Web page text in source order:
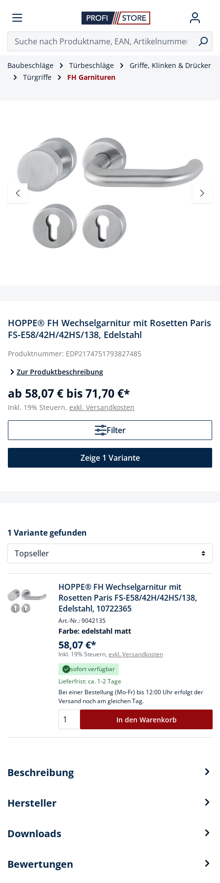
Baubeschläge Türbeschläge
Griffe, Klinken & Drücker
Türgriffe
FH Garnituren
HOPPE® FH Wechselgarnitur mit Rosetten Paris
FS-E58/42H/42HS/138, Edelstahl
Produktnummer: EDP2174751793827485
Zur Produktbeschreibung
ab 58,07 € bis 71,70 €*
Inkl. 19% Steuern, exkl. Versandkosten
Filter
Zeige 1 Variante
1 Variante gefunden
HOPPE® FH Wechselgarnitur mit
Rosetten Paris FS-E58/42H/42HS/138,
Edelstahl, 10722365
Art.-Nr.: 9042135
Farbe: edelstahl matt
58,07 €*
Inkl. 19% Steuern, exkl. Versandkosten
sofort verfügbar
Lieferfrist: ca. 1-2 Tage
Bei einer Bestellung (Mo-Fr) bis 12:00 Uhr erfolgt der
Versand noch am gleichen Tag.
In den Warenkorb
Beschreibung
Hersteller
Downloads
Bewertungen